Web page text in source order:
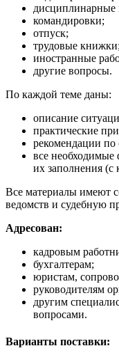
дисциплинарные
командировки;
отпуск;
трудовые книжки;
иностранные
другие вопросы.
По каждой теме даны:
описание
практические
рекомендации
все
их заполнения
Все материалы имеют
ведомств и судебную
Адресован:
кадровым
бухгалтерам;
юристам,
руководителям
другим
вопросами.
Варианты поставки: